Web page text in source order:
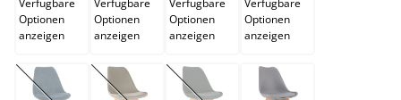
Optionen
anzeigen
Optionen
anzeigen
Optionen
anzeigen
Optionen
anzeigen